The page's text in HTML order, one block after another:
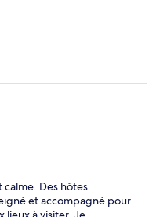
Des hôtes
et accompagné pour